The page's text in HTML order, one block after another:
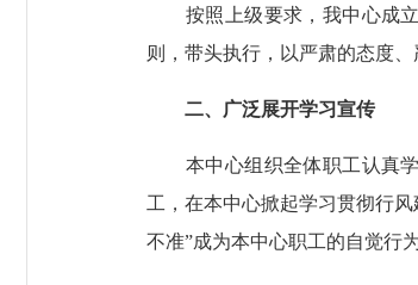
按照上级要求，我中心成立
则，带头执行，以严肃的态度
二、广泛展开学习宣传
本中心组织全体职工认真学
工，在本中心掀起学习贯彻行
不准”成为本中心职工的自觉行为